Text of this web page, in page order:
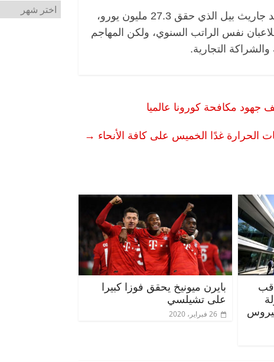
وأما المركزين التاسع والعاشر فكانا من نصيب نجمي ريال مدريد جاريث بيل الذي حقق 27.3 مليون يورو،
يورو. ويتقاضى اللاعبان نفس الراتب السنوي، ولكن المهاجم
التجارية.
غدًا الخميس على كافة الأنحاء →
بايرن ميونيخ يحقق فوزا كبيرا
على تشيلسي
26 فبراير، 2020
الأرشيف